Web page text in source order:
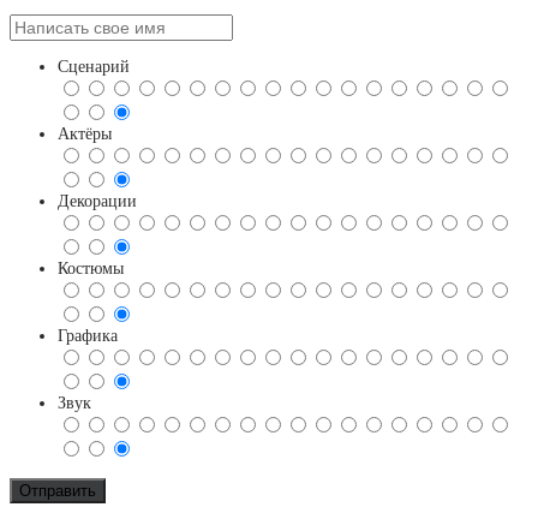
Сценарий
Актёры
Декорации
Костюмы
Графика
Звук